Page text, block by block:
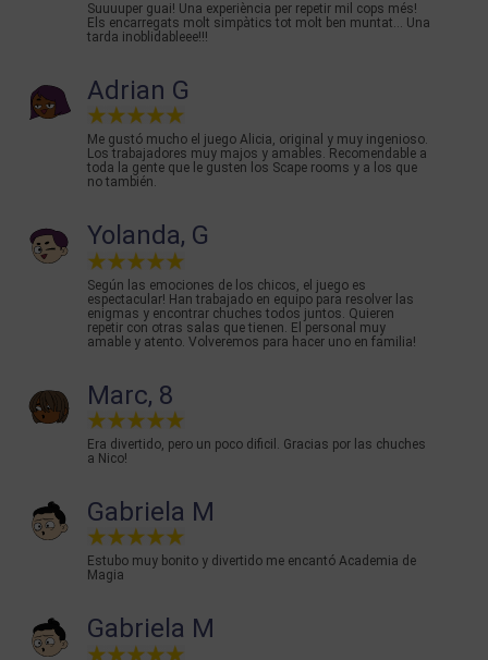
Suuuuper guai! Una experiència per repetir mil cops més!
Els encarregats molt simpàtics tot molt ben muntat... Una
tarda inoblidableee!!!
Adrian G
Me gustó mucho el juego Alicia, original y muy ingenioso.
Los trabajadores muy majos y amables. Recomendable a
toda la gente que le gusten los Scape rooms y a los que
no también.
Yolanda, G
Según las emociones de los chicos, el juego es
espectacular! Han trabajado en equipo para resolver las
enigmas y encontrar chuches todos juntos. Quieren
repetir con otras salas que tienen. El personal muy
amable y atento. Volveremos para hacer uno en familia!
Marc, 8
Era divertido, pero un poco dificil. Gracias por las chuches
a Nico!
Gabriela M
Estubo muy bonito y divertido me encantó Academia de
Magia
Gabriela M